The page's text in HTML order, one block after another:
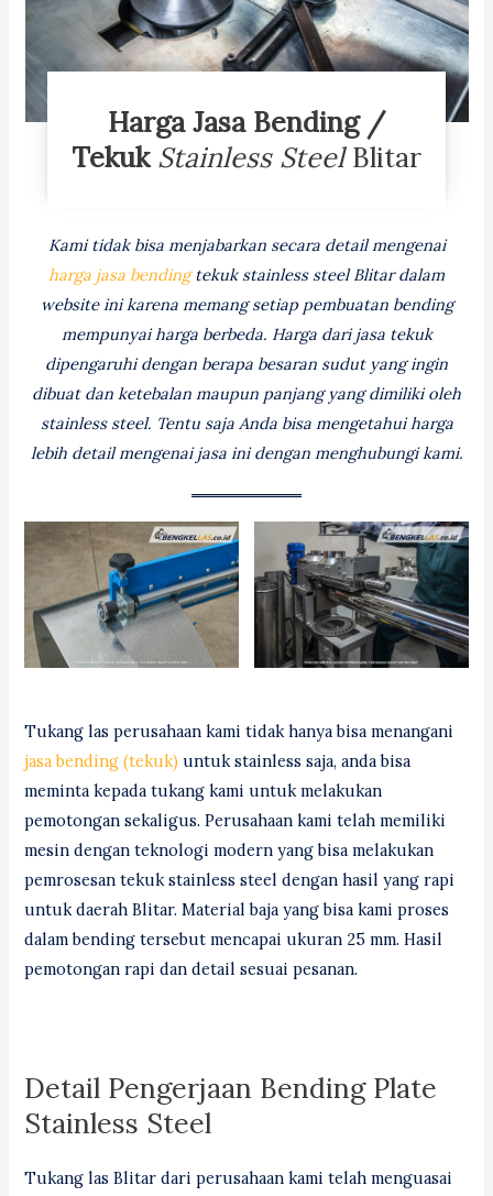
Harga Jasa Bending /
Tekuk Stainless SteelBlitar
Kami tidak bisa menjabarkan secara detail mengenai
harga jasa bendingtekuk stainless steel Blitar dalam
website ini karena memang setiap pembuatan bending
mempunyai harga berbeda. Harga dari jasa tekuk
dipengaruhi dengan berapa besaran sudut yang ingin
dibuat dan ketebalan maupun panjang yang dimiliki oleh
stainless steel. Tentu saja Anda bisa mengetahui harga
lebih detail mengenai jasa ini dengan menghubungi kami.
Tukang las perusahaan kami tidak hanya bisa menangani
jasa bending (tekuk) untuk stainless saja, anda bisa
meminta kepada tukang kami untuk melakukan
pemotongan sekaligus. Perusahaan kami telah memiliki
mesin dengan teknologi modern yang bisa melakukan
pemrosesan tekuk stainless steel dengan hasil yang rapi
untuk daerah Blitar. Material baja yang bisa kami proses
dalam bending tersebut mencapai ukuran 25 mm. Hasil
pemotongan rapi dan detail sesuai pesanan.
Detail Pengerjaan Bending Plate
Stainless Steel
Tukang las Blitar dari perusahaan kami telah menguasai